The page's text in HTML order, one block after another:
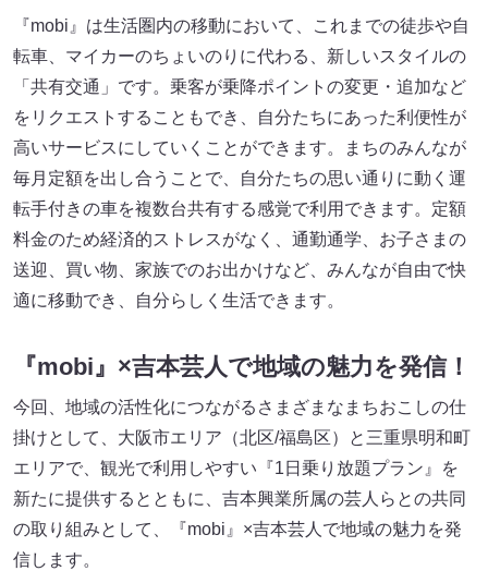
『mobi』は生活圏内の移動において、これまでの徒歩や自
転車、マイカーのちょいのりに代わる、新しいスタイルの
「共有交通」です。乗客が乗降ポイントの変更・追加など
をリクエストすることもでき、自分たちにあった利便性が
高いサービスにしていくことができます。まちのみんなが
毎月定額を出し合うことで、自分たちの思い通りに動く運
転手付きの車を複数台共有する感覚で利用できます。定額
料金のため経済的ストレスがなく、通勤通学、お子さまの
送迎、買い物、家族でのお出かけなど、みんなが自由で快
適に移動でき、自分らしく生活できます。
『mobi』×吉本芸人で地域の魅力を発信！
今回、地域の活性化につながるさまざまなまちおこしの仕
掛けとして、大阪市エリア（北区/福島区）と三重県明和町
エリアで、観光で利用しやすい『1日乗り放題プラン』を
新たに提供するとともに、吉本興業所属の芸人らとの共同
の取り組みとして、『mobi』×吉本芸人で地域の魅力を発
信します。